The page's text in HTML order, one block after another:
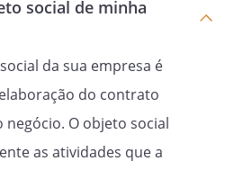
social de minha
da sua empresa é
do contrato
O objeto social
as atividades que a